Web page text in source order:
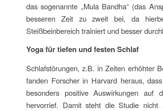
das sogenannte „Mula Bandha“ (das
besseren Zeit zu zweit bei, da
Steißbeinbereich trainiert und besser
Yoga für tiefen und
Schlafstörungen, z.B. in Zeiten erhöhter
fanden Forscher in Harvard heraus,
besonders positive Auswirkungen auf
hervorrief. Damit steht die Studie nicht